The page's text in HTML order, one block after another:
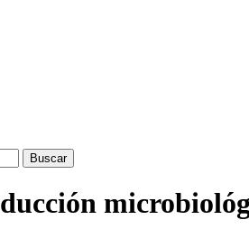
Buscar